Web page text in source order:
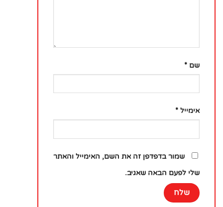
שם *
אימייל *
שמור בדפדפן זה את השם, האימייל והאתר
שלי לפעם הבאה שאגיב.